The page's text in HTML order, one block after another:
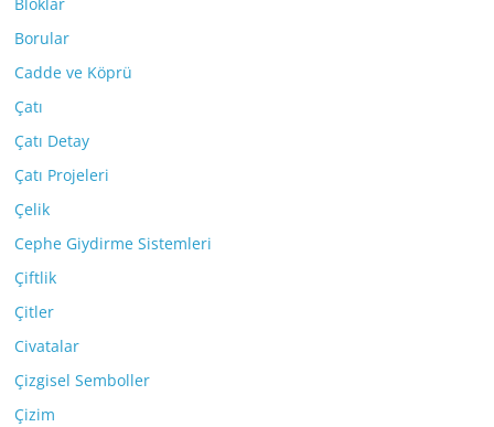
Borular
Cadde ve Köprü
Çatı
Çatı Detay
Çatı Projeleri
Çelik
Cephe Giydirme Sistemleri
Çiftlik
Çitler
Civatalar
Çizgisel Semboller
Çizim